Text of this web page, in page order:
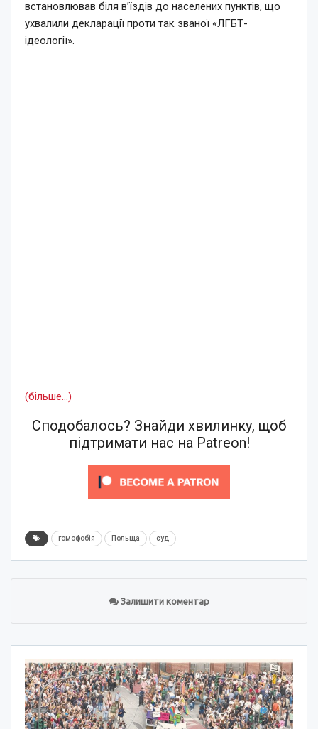
встановлював біля в’їздів до населених пунктів, що
ухвалили декларації проти так званої «ЛГБТ-
ідеології».
(більше…)
Сподобалось? Знайди хвилинку, щоб
підтримати нас на Patreon!
гомофобія Польща суд
Залишити коментар